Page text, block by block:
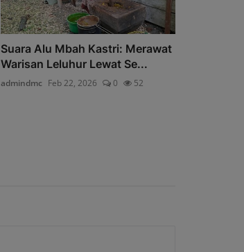
Suara Alu Mbah Kastri: Merawat
Warisan Leluhur Lewat Se...
admindmc Feb 22, 2026 0 52